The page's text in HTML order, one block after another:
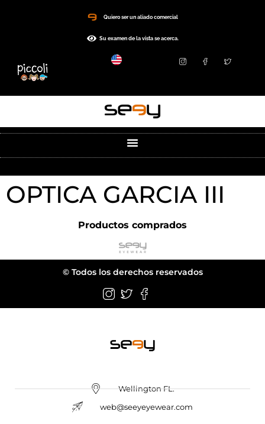
Quiero ser un aliado comercial
Su examen de la vista se acerca.
OPTICA GARCIA III
Productos comprados
© Todos los derechos reservados
Wellington FL.
web@seeyeyewear.com